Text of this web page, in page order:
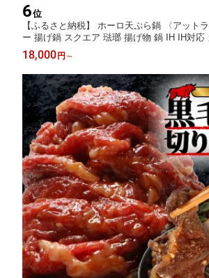
6位
【ふるさと納税】 ホーロ天ぷら鍋 〈アット
ー 揚げ鍋 スクエア 琺瑯 揚げ物 鍋 IH IH対応
ット 食洗機対応 角型 ワイド 四角 角型天ぷら
奈良県 奈良市
18,000円 ～